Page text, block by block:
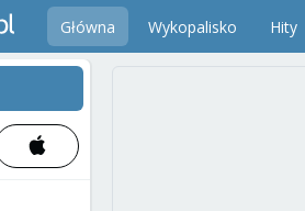
Główna Wykopalisko Hity